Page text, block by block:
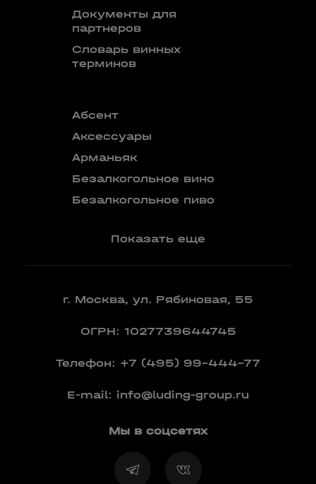
Документы для
партнеров
Словарь винных
терминов
Абсент
Аксессуары
Арманьяк
Безалкогольное вино
Безалкогольное пиво
Показать еще
г. Москва, ул. Рябиновая, 55
ОГРН: 1027739644745
Телефон: +7 (495) 99-444-77
E-mail: info@luding-group.ru
Мы в соцсетях